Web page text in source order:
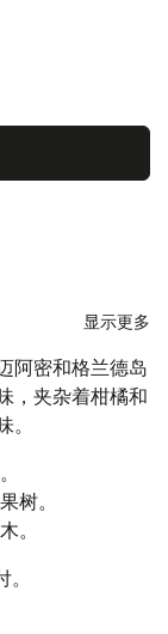
显示更多
阿密和格兰德岛
，夹杂着柑橘和
树。
。